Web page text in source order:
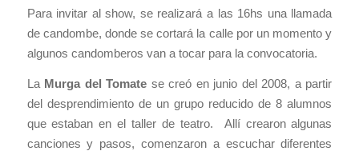
Para invitar al show, se realizará a las 16hs una llamada
de candombe, donde se cortará la calle por un momento y
algunos candomberos van a tocar para la convocatoria.
La Murga del Tomate se creó en junio del 2008, a partir
del desprendimiento de un grupo reducido de 8 alumnos
que estaban en el taller de teatro. Allí crearon algunas
canciones y pasos, comenzaron a escuchar diferentes